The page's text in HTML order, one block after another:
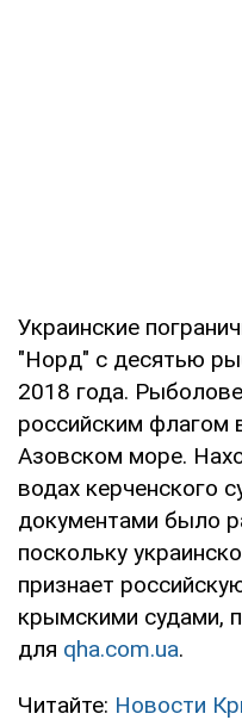
Украинские
"Норд" с десятью
2018 года.
российским флагом
Азовском море.
водах керченского
документами было
поскольку
признает
крымскими судами,
для qha.com.ua.
Читайте: Новости